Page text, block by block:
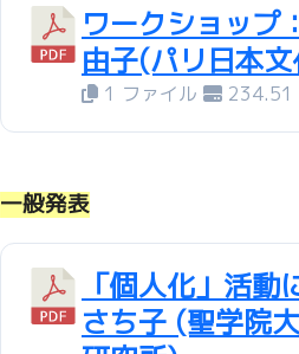
ワークショップ
由子(パリ日本
1 ファイル 234.51
一般発表
「個人化」活
さち子 (聖学院